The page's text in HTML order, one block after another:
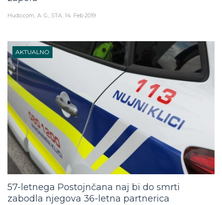
Hudo.com A. G., STA 14. Feb 2019
AKTUALNO
57-letnega Postojnčana naj bi do smrti
zabodla njegova 36-letna partnerica